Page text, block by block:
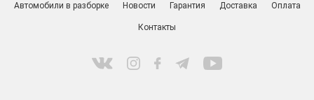
Автомобили в разборке Новости Гарантия Доставка Оплата
Контакты